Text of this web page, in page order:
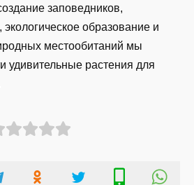
заповедников,
экологическое образование и
местообитаний мы
удивительные растения для